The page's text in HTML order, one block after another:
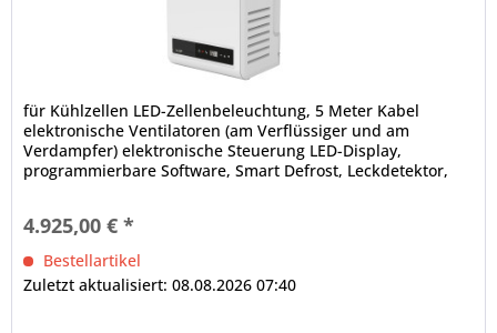
für Kühlzellen LED-Zellenbeleuchtung, 5 Meter Kabel
elektronische Ventilatoren (am Verflüssiger und am
Verdampfer) elektronische Steuerung LED-Display,
programmierbare Software, Smart Defrost, Leckdetektor,
4.925,00 € *
Bestellartikel
Zuletzt aktualisiert: 08.08.2026 07:40